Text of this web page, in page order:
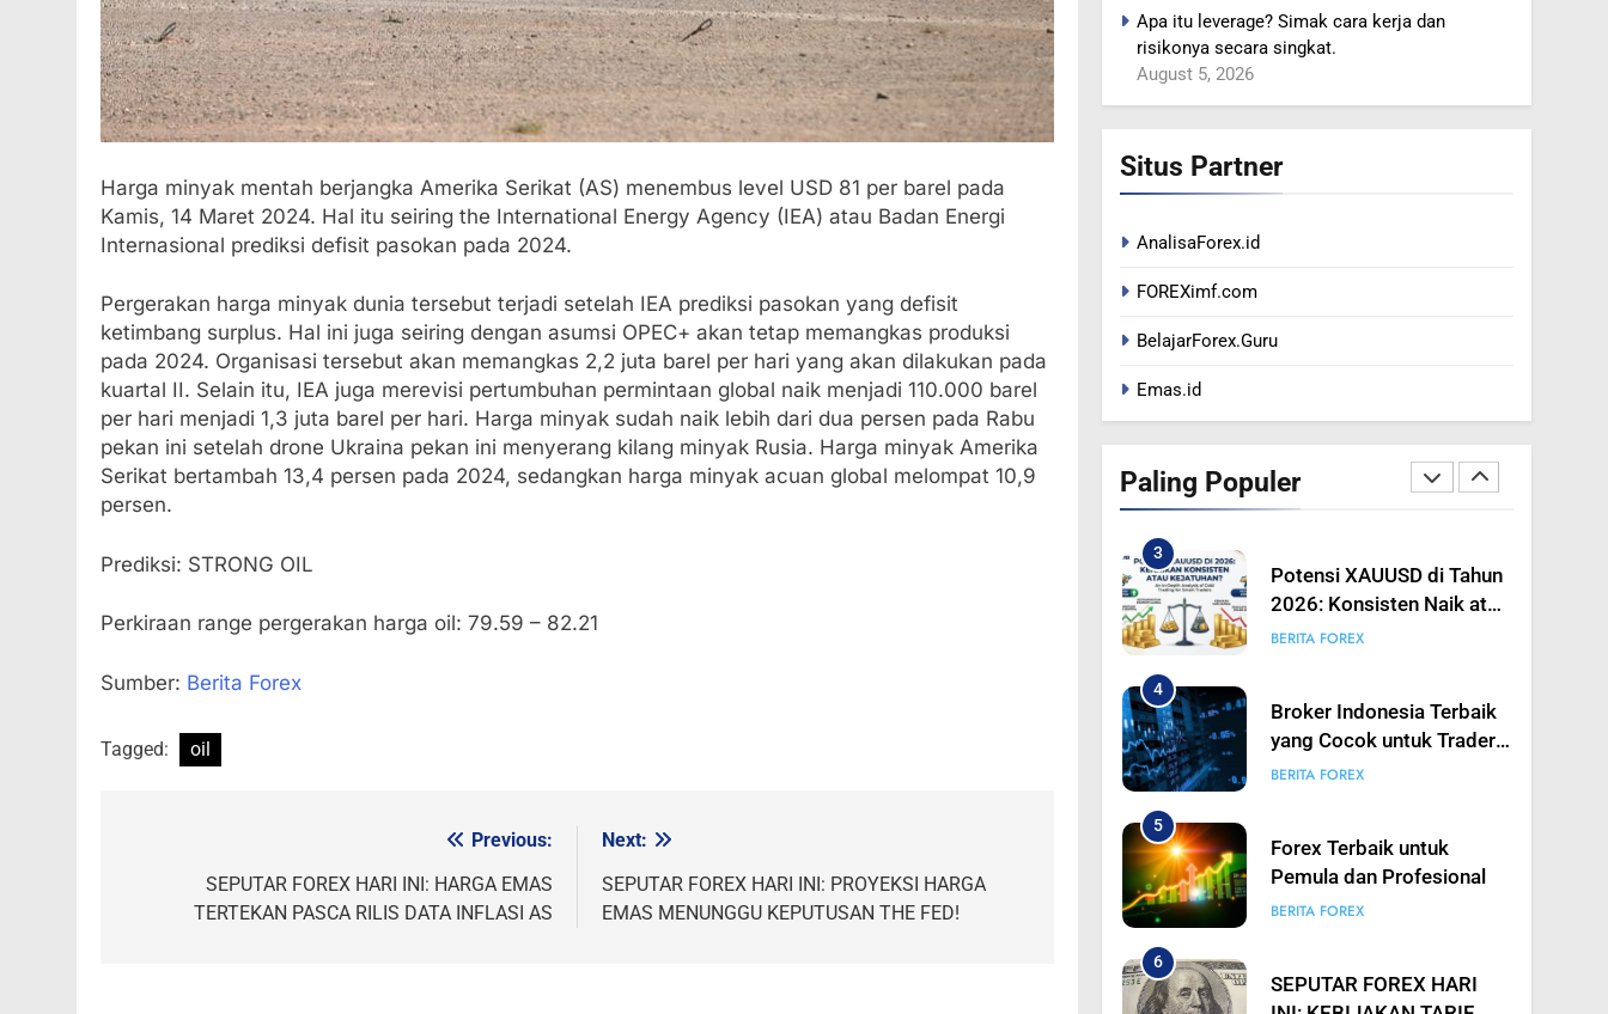
Harga minyak mentah berjangka Amerika Serikat (AS) menembus level USD 81 per barel pada
Kamis, 14 Maret 2024. Hal itu seiring the International Energy Agency (IEA) atau Badan Energi
Internasional prediksi defisit pasokan pada 2024.
Pergerakan harga minyak dunia tersebut terjadi setelah IEA prediksi pasokan yang defisit
ketimbang surplus. Hal ini juga seiring dengan asumsi OPEC+ akan tetap memangkas produksi
pada 2024. Organisasi tersebut akan memangkas 2,2 juta barel per hari yang akan dilakukan pada
kuartal II. Selain itu, IEA juga merevisi pertumbuhan permintaan global naik menjadi 110.000 barel
per hari menjadi 1,3 juta barel per hari. Harga minyak sudah naik lebih dari dua persen pada Rabu
pekan ini setelah drone Ukraina pekan ini menyerang kilang minyak Rusia. Harga minyak Amerika
Serikat bertambah 13,4 persen pada 2024, sedangkan harga minyak acuan global melompat 10,9
persen.
Prediksi: STRONG OIL
Perkiraan range pergerakan harga oil: 79.59 – 82.21
Sumber: Berita Forex
Tagged: oil
navigation
Previous:
SEPUTAR FOREX HARI INI: HARGA EMAS
TERTEKAN PASCA RILIS DATA INFLASI AS
Next:
SEPUTAR FOREX HARI INI: PROYEKSI HARGA
EMAS MENUNGGU KEPUTUSAN THE FED!
Apa itu leverage? Simak cara kerja dan
risikonya secara singkat.
August 5, 2026
Situs Partner
AnalisaForex.id
FOREXimf.com
BelajarForex.Guru
Emas.id
Paling Populer
MINYAK TERGELINCIR DI
TENGAH KEKHAWATIRAN
US DOLAR REBOUND
DARI LEVEL TERENDAH 1
1
Mengukur Dampak
Mata Uang
2
Rilis NFP 5 Juni 2026:
Emas Bisa Bergerak
3
Potensi XAUUSD di Tahun
2026: Konsisten Naik atau
Turun? Analisis Mendalam
BERITA FOREX
4
Broker Indonesia Terbaik
yang Cocok untuk Trader
Pemula hingga
BERITA FOREX
5
Forex Terbaik untuk
Pemula dan Profesional
BERITA FOREX
6
SEPUTAR FOREX HARI